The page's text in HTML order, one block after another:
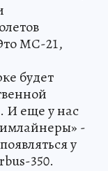
МС-21,
будет
И еще у нас
-
у
350.